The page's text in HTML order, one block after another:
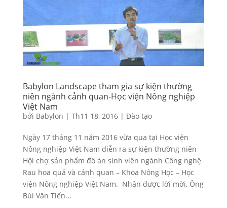
Babylon Landscape tham gia sự kiện thường
niên ngành cảnh quan-Học viện Nông nghiệp
Việt Nam
bởi Babylon | Th11 18, 2016| Đào tạo
Ngày 17 tháng 11 năm 2016 vừa qua tại Học viện
Nông nghiệp Việt Nam diễn ra sự kiện thường niên
Hội chợ sản phẩm đồ án sinh viên ngành Công nghệ
Rau hoa quả và cảnh quan – Khoa Nông Học – Học
viện Nông nghiệp Việt Nam. Nhận được lời mời, Ông
Bùi Văn Tiến...